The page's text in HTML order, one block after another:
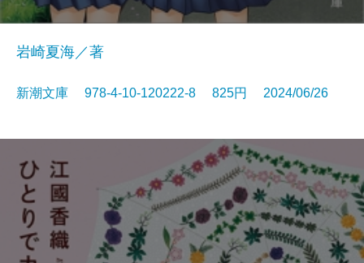
岩崎夏海／著
新潮文庫 978-4-10-120222-8 825円 2024/06/26